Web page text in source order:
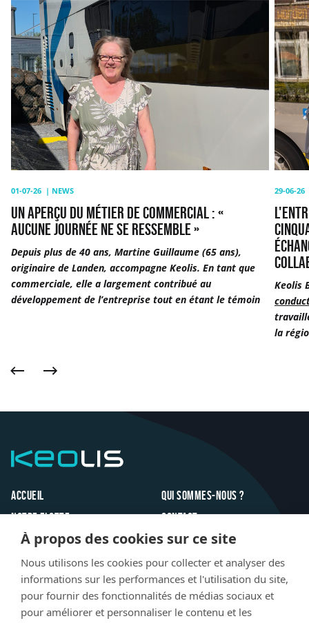
Un
aperçu
du
métier
de
commercial
«
Aucune
journée
ne
se
ressemble
»
01-07-26 | NEWS
UN APERÇU DU MÉTIER DE COMMERCIAL : «
AUCUNE JOURNÉE NE SE RESSEMBLE »
Depuis plus de 40 ans, Martine Guillaume (65 ans),
originaire de Landen, accompagne Keolis. En tant que
commerciale, elle a largement contribué au
développement de l’entreprise tout en étant le témoin
de
Keolis
de
bus
belges
pour
un
estival
à
:
«
Une
29-06-26
Keolis
la
PrécédentSuivant
Keolis
Footer
Accueil
Notre flotte
Inspirations
Innovations
Actualités
Qui sommes-nous ?
Contact
FAQ
Jobs
À propos des cookies sur ce site
Nous utilisons les cookies pour collecter et analyser des
informations sur les performances et l'utilisation du site,
pour fournir des fonctionnalités de médias sociaux et
pour améliorer et personnaliser le contenu et les